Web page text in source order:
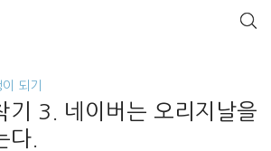
되기
기 3. 네이버는 오리지날을
다.